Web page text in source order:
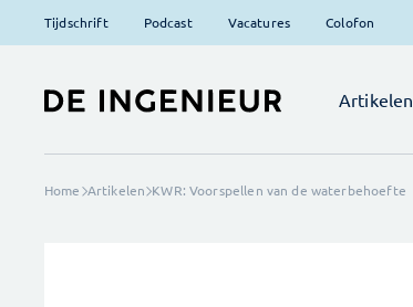
Tijdschrift Podcast Vacatures Colofon
Artikelen
Home Artikelen KWR: Voorspellen van de waterbehoefte